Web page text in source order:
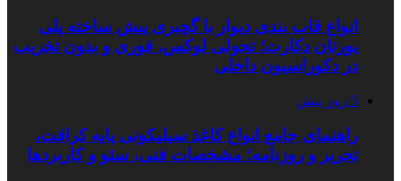
انواع قاب بندی دیوار با گچبری پیش ساخته پلی
یورتان دکارت؛ تحولی لوکس، فوری و بدون تخریب
در دکوراسیون داخلی
5 روز پیش
راهنمای جامع انواع کاغذ سیلیکونی پایه کرافت،
تحریر و روزنامه؛ مشخصات فنی، سئو و کاربردها